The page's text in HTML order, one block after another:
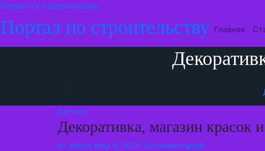
Перейти к содержимому
Портал по строительству Главная
Каталог
Декоративка, магазин красок
от admin Мар 6, 2025 0 Комментарий